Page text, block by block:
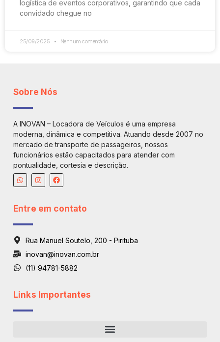
logística de eventos corporativos, garantindo que cada
convidado chegue no
25/09/2025 Nenhum comentário
Sobre Nós
A INOVAN – Locadora de Veículos é uma empresa
moderna, dinâmica e competitiva. Atuando desde 2007 no
mercado de transporte de passageiros, nossos
funcionários estão capacitados para atender com
pontualidade, cortesia e descrição.
Entre em contato
Rua Manuel Soutelo, 200 - Pirituba
inovan@inovan.com.br
(11) 94781-5882
Links Importantes